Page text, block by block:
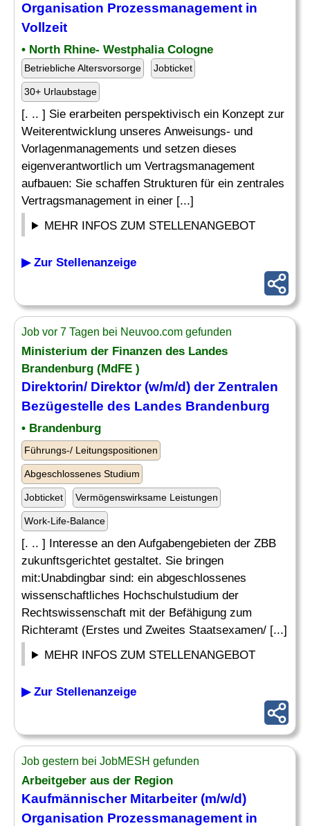
Organisation Prozessmanagement in
Vollzeit
• North Rhine- Westphalia Cologne
Betriebliche Altersvorsorge Jobticket
30+ Urlaubstage
[. .. ] Sie erarbeiten perspektivisch ein Konzept zur
Weiterentwicklung unseres Anweisungs- und
Vorlagenmanagements und setzen dieses
eigenverantwortlich um Vertragsmanagement
aufbauen: Sie schaffen Strukturen für ein zentrales
Vertragsmanagement in einer [...]
MEHR INFOS ZUM STELLENANGEBOT
▶ Zur Stellenanzeige
Job vor 7 Tagen bei Neuvoo.com gefunden
Ministerium der Finanzen des Landes
Brandenburg (MdFE )
Direktorin/ Direktor (w/m/d) der Zentralen
Bezügestelle des Landes Brandenburg
• Brandenburg
Führungs-/ Leitungspositionen
Abgeschlossenes Studium
Jobticket Vermögenswirksame Leistungen
Work-Life-Balance
[. .. ] Interesse an den Aufgabengebieten der ZBB
zukunftsgerichtet gestaltet. Sie bringen
mit:Unabdingbar sind: ein abgeschlossenes
wissenschaftliches Hochschulstudium der
Rechtswissenschaft mit der Befähigung zum
Richteramt (Erstes und Zweites Staatsexamen/ [...]
MEHR INFOS ZUM STELLENANGEBOT
▶ Zur Stellenanzeige
Job gestern bei JobMESH gefunden
Arbeitgeber aus der Region
Kaufmännischer Mitarbeiter (m/w/d)
Organisation Prozessmanagement in